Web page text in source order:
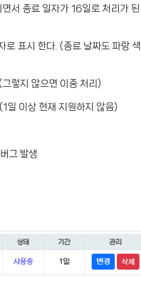
서 종료 일자가 16일로 처리가 된
로 표시 한다. (종료 날짜도 파랑 색
렇지 않으면 이중 처리)
일 이상 현재 지원하지 않음)
그 발생